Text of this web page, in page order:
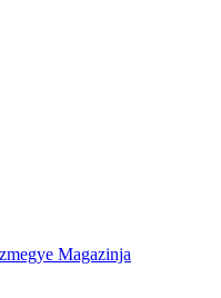
Magazinja